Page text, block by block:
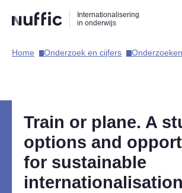
naar
zoekfunctie
naar
hoofdnavigatie
naar
inhoud
Internationalisering
in onderwijs
Hoofdnavigatie
Home​ Onderzoek en cijfers​ Onderzoeken​
Train or plane. A
options and
for sustainable
internationalisation